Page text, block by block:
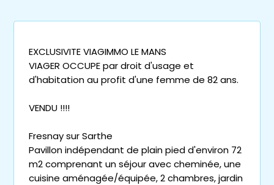
EXCLUSIVITE VIAGIMMO LE MANS
VIAGER OCCUPE par droit d'usage et
d'habitation au profit d'une femme de 82 ans.
VENDU !!!!
Fresnay sur Sarthe
Pavillon indépendant de plain pied d'environ 72
m2 comprenant un séjour avec cheminée, une
cuisine aménagée/équipée, 2 chambres, jardin